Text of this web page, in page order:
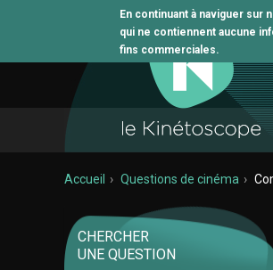
En continuant à naviguer
qui ne contiennent aucune
fins commerciales.
Accueil Questions de cinéma
CHERCHER
UNE QUESTION